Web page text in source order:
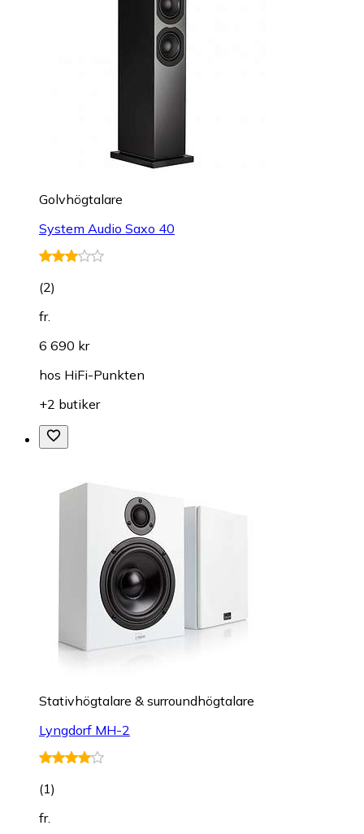
Golvhögtalare
System Audio Saxo 40
(2)
fr.
6 690 kr
hos HiFi-Punkten
+2 butiker
Stativhögtalare & surroundhögtalare
Lyngdorf MH-2
(1)
fr.